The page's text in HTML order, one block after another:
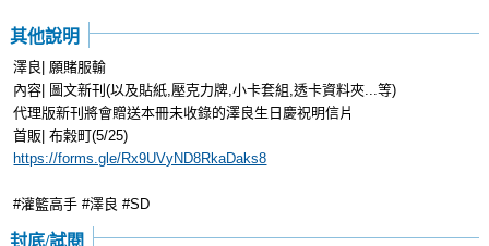
其他說明
澤良| 願賭服輸
內容| 圖文新刊(以及貼紙,壓克力牌,小卡套組,透卡資料夾...等)
代理版新刊將會贈送本冊未收錄的澤良生日慶祝明信片
首販| 布榖町(5/25)
https://forms.gle/Rx9UVyND8RkaDaks8
#灌籃高手 #澤良 #SD
封底/試閱